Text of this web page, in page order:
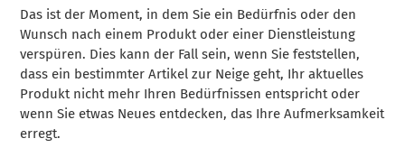
Das ist der Moment, in dem Sie ein Bedürfnis oder den
Wunsch nach einem Produkt oder einer Dienstleistung
verspüren. Dies kann der Fall sein, wenn Sie feststellen,
dass ein bestimmter Artikel zur Neige geht, Ihr aktuelles
Produkt nicht mehr Ihren Bedürfnissen entspricht oder
wenn Sie etwas Neues entdecken, das Ihre Aufmerksamkeit
erregt.